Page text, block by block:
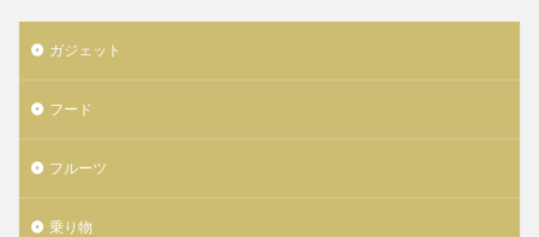
ガジェット
フード
フルーツ
乗り物